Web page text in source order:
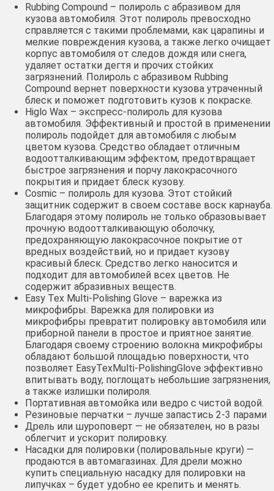
Rubbing Compound – полироль с абразивом для
кузова автомобиля. Этот полироль превосходно
справляется с такими проблемами, как царапины и
мелкие повреждения кузова, а также легко очищает
корпус автомобиля от следов дождя или снега,
удаляет остатки дегтя и прочих стойких
загрязнений. Полироль с абразивом Rubbing
Compound вернет поверхности кузова утраченный
блеск и поможет подготовить кузов к покраске.
Higlo Wax – экспресс-полироль для кузова
автомобиля. Эффективный и простой в применении
полироль подойдет для автомобиля с любым
цветом кузова. Средство обладает отличным
водоотталкивающим эффектом, предотвращает
быстрое загрязнения и порчу лакокрасочного
покрытия и придает блеск кузову.
Cosmic – полироль для кузова. Этот стойкий
защитник содержит в своем составе воск карнауба.
Благодаря этому полироль не только образовывает
прочную водоотталкивающую оболочку,
предохраняющую лакокрасочное покрытие от
вредных воздействий, но и придает кузову
красивый блеск. Средство легко наносится и
подходит для автомобилей всех цветов. Не
содержит абразивных веществ.
Easy Tex Multi-Polishing Glove – варежка из
микрофибры. Варежка для полировки из
микрофибры превратит полировку автомобиля или
приборной панели в простое и приятное занятие.
Благодаря своему строению волокна микрофибры
обладают большой площадью поверхности, что
позволяет EasyTexMulti-PolishingGlove эффективно
впитывать воду, поглощать небольшие загрязнения,
а также излишки полироля.
Портативная автомойка или ведро с чистой водой.
Резиновые перчатки – лучше запастись 2-3 парами
Дрель или шуроповерт — не обязателен, но в разы
облегчит и ускорит полировку.
Насадки для полировки (полировальные круги) —
продаются в автомагазинах. Для дрели можно
купить специальную насадку для полировки на
липучках – будет удобно ее крепить и менять.